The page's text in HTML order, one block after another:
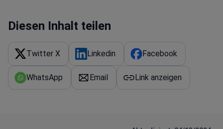
Diesen Inhalt teilen
Twitter X Linkedin Facebook
WhatsApp Email Link anzeigen